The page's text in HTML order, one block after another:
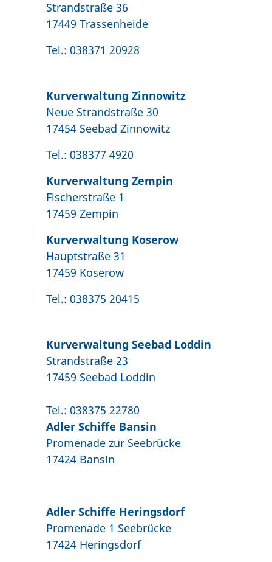
Strandstraße 36
17449 Trassenheide
Tel.: 038371 20928
Kurverwaltung Zinnowitz
Neue Strandstraße 30
17454 Seebad Zinnowitz
Tel.: 038377 4920
Kurverwaltung Zempin
Fischerstraße 1
17459 Zempin
Kurverwaltung Koserow
Hauptstraße 31
17459 Koserow
Tel.: 038375 20415
Kurverwaltung Seebad Loddin
Strandstraße 23
17459 Seebad Loddin
Tel.: 038375 22780
Adler Schiffe Bansin
Promenade zur Seebrücke
17424 Bansin
Adler Schiffe Heringsdorf
Promenade 1 Seebrücke
17424 Heringsdorf